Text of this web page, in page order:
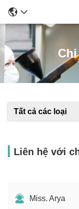
Tất cả các loại
Liên hệ với
Miss. Arya